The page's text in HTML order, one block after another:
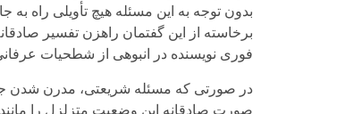
بدون توجه به این مسئله هیچ تأویلی راه
برخاسته از این گفتمان راهزن تفسیر
فوری نویسنده در انبوهی از شطحیات
در صورتی که مسئله شریعتی، مدرن شدن
صورت صادقانه این وضعیت متزلزل را